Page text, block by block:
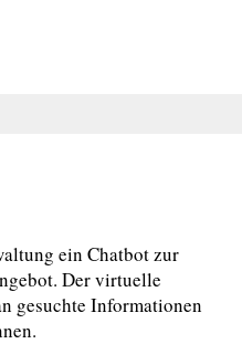
ein Chatbot zur
Der virtuelle
gesuchte Informationen